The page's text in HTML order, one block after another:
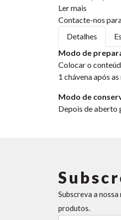
Ler mais
Contacte-nos
Detalhes
Modo de
Colocar o
1 chávena após
Modo de
Depois de aberto
Subscreva a
produtos.